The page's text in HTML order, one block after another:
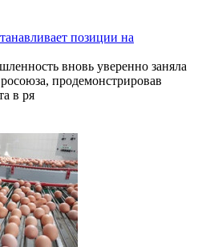
позиции на
вновь уверенно заняла
продемонстрировав
в ря